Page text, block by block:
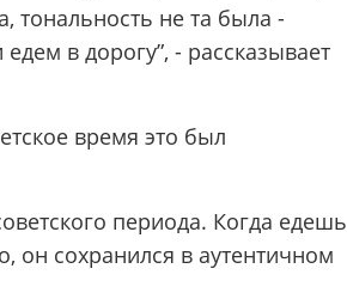
тональность не та была -
в дорогу”, - рассказывает
время это был
периода. Когда едешь
он сохранился в аутентичном